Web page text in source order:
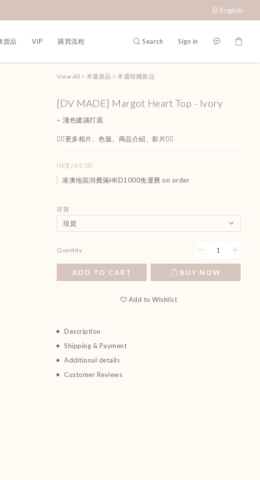
English
貨品 VIP 購買流程 Search Sign in
View All > 本週新品 > 本週韓國新品
[DV MADE] Margot Heart Top - Ivory
~ 淺色建議打底
👇🏻更多相片、色版、商品介紹、影片👇🏻
HK$249.00
港澳地區消費滿HKD1000免運費 on order
存貨
Quantity
ADD TO CART BUY NOW
Add to Wishlist
Description
Shipping & Payment
Additional details
Customer Reviews